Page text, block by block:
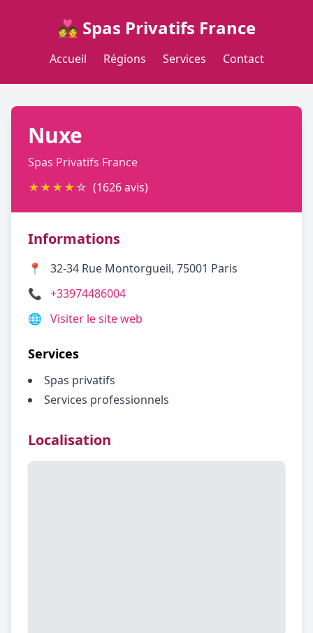
💑 Spas Privatifs France
Accueil Régions Services Contact
Nuxe
Spas Privatifs France
★★★★☆ (1626 avis)
Informations
📍
32-34 Rue Montorgueil, 75001 Paris
📞 +33974486004
🌐 Visiter le site web
Services
Spas privatifs
Services professionnels
Localisation